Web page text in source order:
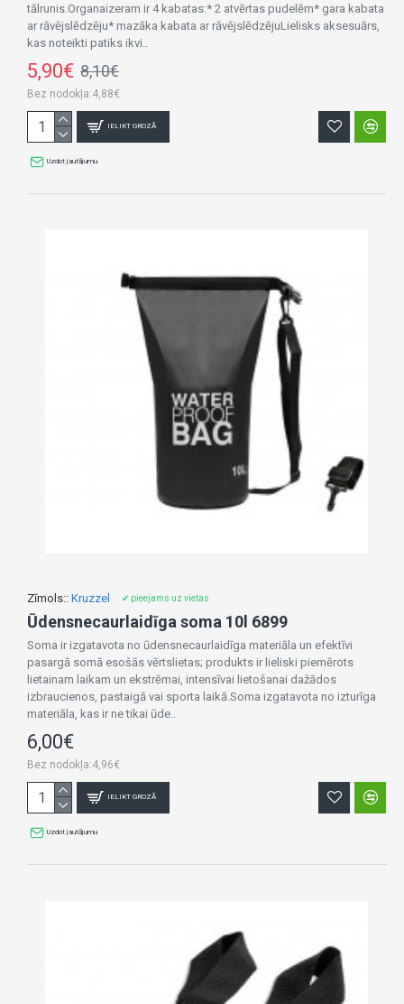
tālrunis.Organaizeram ir 4 kabatas:* 2 atvērtas pudelēm* gara kabata
ar rāvējslēdzēju* mazāka kabata ar rāvējslēdzējuLielisks aksesuārs,
kas noteikti patiks ikvi..
5,90€ 8,10€
Bez nodokļa:4,88€
IELIKT GROZĀ
Uzdot jautājumu
Zīmols:: Kruzzel ✔ pieejams uz vietas
Ūdensnecaurlaidīga soma 10l 6899
Soma ir izgatavota no ūdensnecaurlaidīga materiāla un efektīvi
pasargā somā esošās vērtslietas; produkts ir lieliski piemērots
lietainam laikam un ekstrēmai, intensīvai lietošanai dažādos
izbraucienos, pastaigā vai sporta laikā.Soma izgatavota no izturīga
materiāla, kas ir ne tikai ūde..
6,00€
Bez nodokļa:4,96€
IELIKT GROZĀ
Uzdot jautājumu